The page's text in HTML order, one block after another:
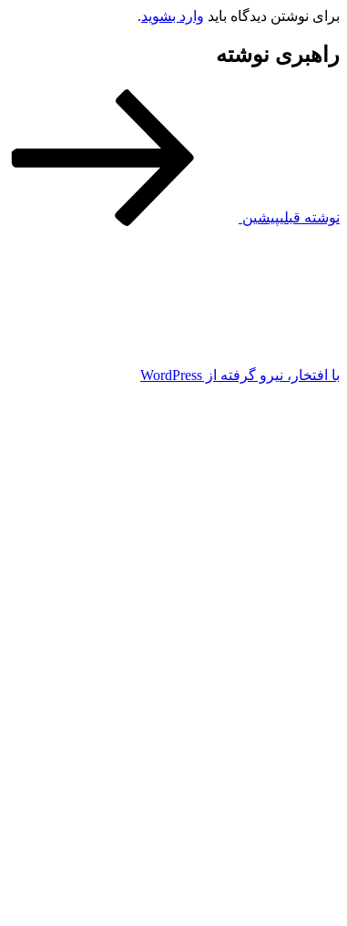
برای نوشتن دیدگاه باید وارد بشوید.
راهبری نوشته
نوشته قبلیپیشین
با افتخار، نیرو گرفته از WordPress